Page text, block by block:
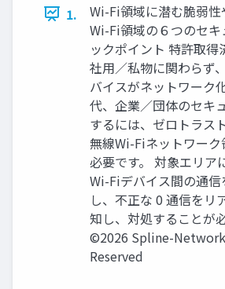
1.
Wi-Fi領域に潜む脆弱
Wi-Fi領域の６つのセキ
ックポイント 特許取
社用／私物に関わらず
バイスがネットワーク
代、企業／団体のセキ
するには、ゼロトラス
無線Wi-Fiネットワーク
必要です。 対象エリア
Wi-Fiデバイス間の通信
し、不正な 0 通信をリ
知し、対処することが
©2026 Spline-
Reserved